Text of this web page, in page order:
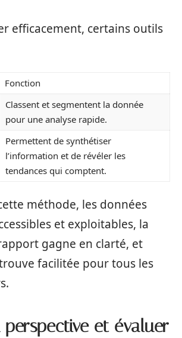
efficacement, certains outils
Fonction
Classent et segmentent la donnée
pour une analyse rapide.
Permettent de synthétiser
l’information et de révéler les
tendances qui comptent.
méthode, les données
et exploitables, la
gagne en clarté, et
trouve facilitée pour tous les
et évaluer